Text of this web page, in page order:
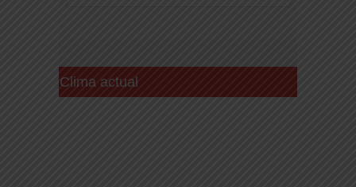
Clima actual